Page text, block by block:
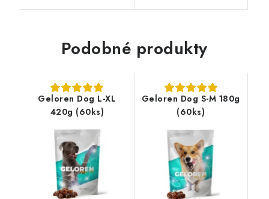
Podobné produkty
Geloren Dog L-XL
420g (60ks)
Geloren Dog S-M 180g
(60ks)